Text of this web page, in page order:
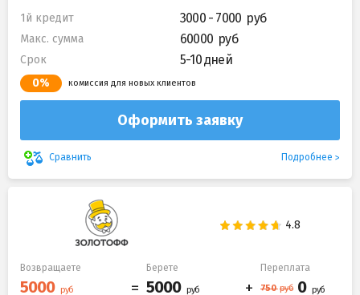
1й кредит 3000 - 7000
Макс. сумма 60000
Срок 5-10 дней
0% комиссия для новых клиентов
Оформить заявку
Сравнить Подробнее
Возвращаете Берете Переплата